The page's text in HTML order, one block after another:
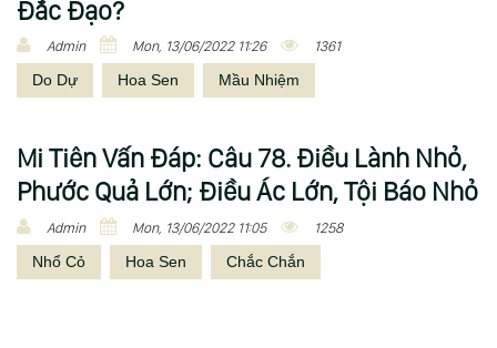
Đắc Đạo?
Admin Mon, 13/06/2022 11:26 1361
Do Dự Hoa Sen Mầu Nhiệm
Mi Tiên Vấn Ðáp: Câu 78. Điều Lành Nhỏ,
Phước Quả Lớn; Điều Ác Lớn, Tội Báo Nhỏ
Admin Mon, 13/06/2022 11:05 1258
Nhổ Cỏ Hoa Sen Chắc Chắn